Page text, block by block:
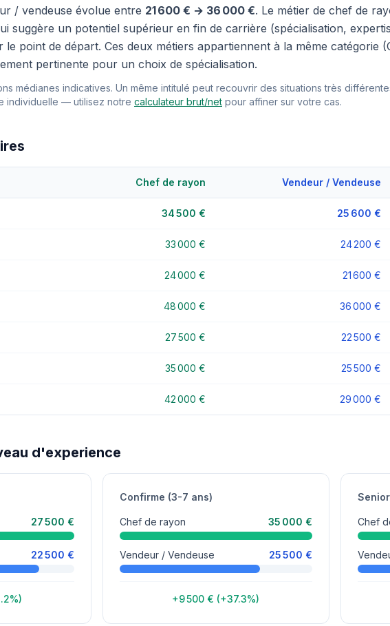
/ vendeuse évolue entre 21 600 € → 36 000 €. Le métier de chef de
suggère un potentiel supérieur en fin de carrière (spécialisation,
point de départ. Ces deux métiers appartiennent à la même catégorie
pertinente pour un choix de spécialisation.
médianes indicatives. Un même intitulé peut recouvrir des situations très
individuelle — utilisez notre calculateur brut/net pour affiner sur votre cas.
Chef de rayon Vendeur / Vendeuse
34 500 € 25 600 €
33 000 € 24 200 €
24 000 € 21 600 €
48 000 € 36 000 €
27 500 € 22 500 €
35 000 € 25 500 €
42 000 € 29 000 €
d'experience
27 500 €
22 500 €
Confirme (3-7 ans)
Chef de rayon 35 000 €
Vendeur / Vendeuse 25 500 €
+9 500 € (+37.3%)
Chef